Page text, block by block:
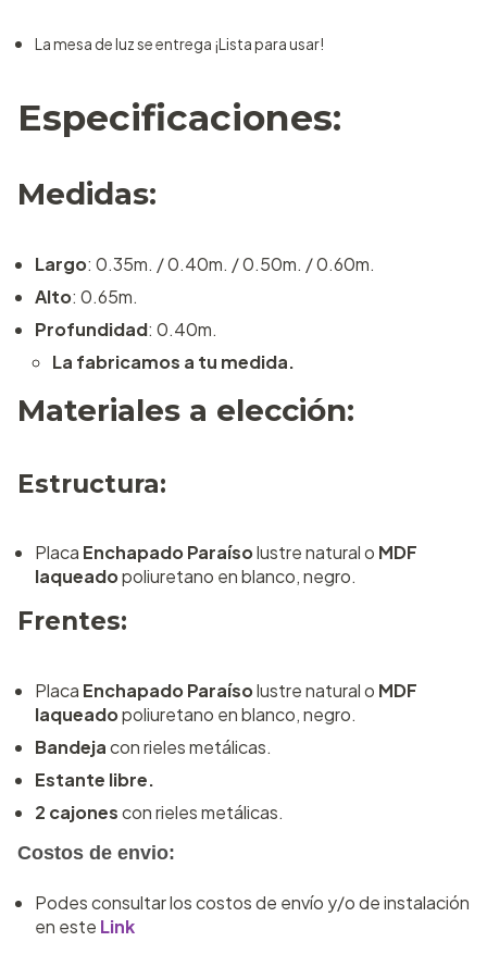
La mesa de luz se entrega ¡Lista para usar!
Especificaciones:
Medidas:
Largo: 0.35m. / 0.40m. / 0.50m. / 0.60m.
Alto: 0.65m.
Profundidad: 0.40m.
La fabricamos a tu medida.
Materiales a elección:
Estructura:
Placa Enchapado Paraísolustre natural o MDF
laqueadopoliuretano en blanco, negro.
Frentes:
Placa Enchapado Paraísolustre natural o MDF
laqueadopoliuretano en blanco, negro.
Bandejacon rieles metálicas.
Estante libre.
2 cajonescon rieles metálicas.
Costos de envio:
Podes consultar los costos de envío y/o de instalación
en este Link